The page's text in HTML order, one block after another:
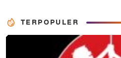
TERPOPULER